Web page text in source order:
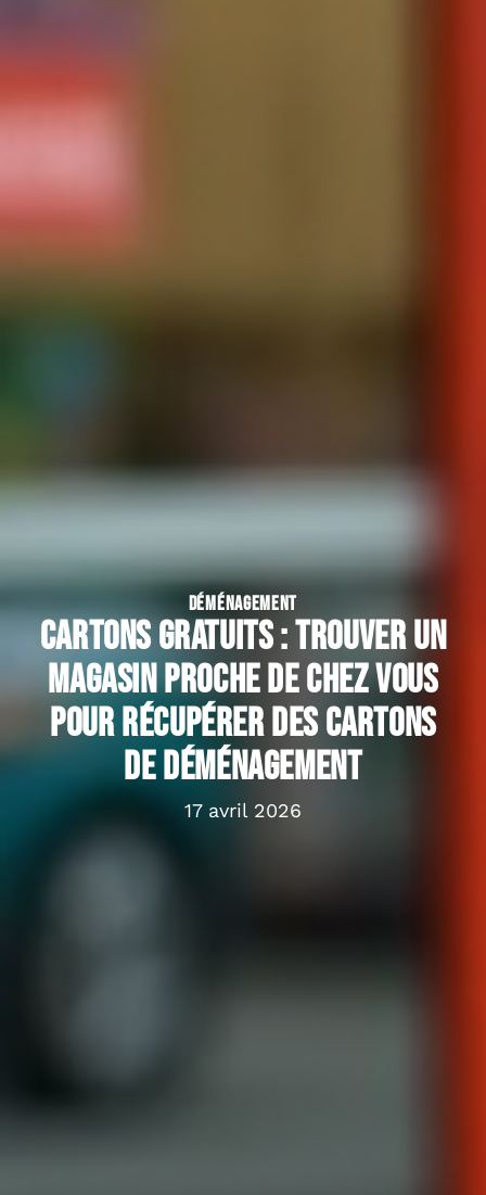
DÉMÉNAGEMENT
Cartons gratuits : trouver un
magasin proche de chez vous
pour récupérer des cartons
de déménagement
17 avril 2026